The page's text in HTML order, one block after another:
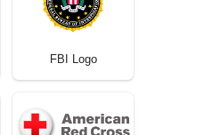
FBI Logo